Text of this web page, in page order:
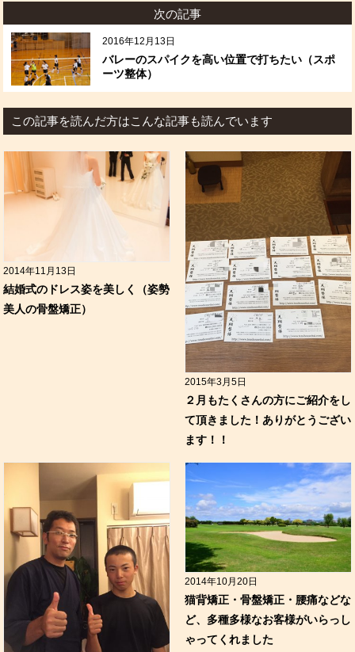
次の記事
2016年12月13日
バレーのスパイクを高い位置で打ちたい（スポ
ーツ整体）
この記事を読んだ方はこんな記事も読んでいます
2015年3月5日
２月もたくさんの方にご紹介をし
て頂きました！ありがとうござい
ます！！
2014年11月13日
結婚式のドレス姿を美しく（姿勢
美人の骨盤矯正）
2014年10月20日
猫背矯正・骨盤矯正・腰痛などな
ど、多種多様なお客様がいらっし
ゃってくれました